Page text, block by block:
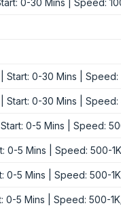
0-30 Mins | Speed:
Start: 0-30 Mins |
Start: 0-30 Mins |
0-5 Mins | Speed:
0-5 Mins | Speed: 500-
0-5 Mins | Speed: 500-
0-5 Mins | Speed: 500-